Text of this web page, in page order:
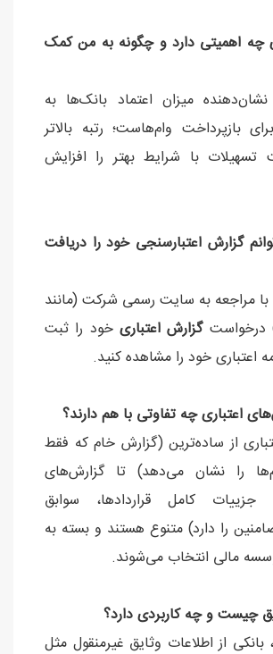
چه اهمیتی دارد و چگونه به من کمک
نشان‌دهنده میزان اعتماد بانک‌ها به
بازپرداخت وام‌هاست؛ رتبه بالاتر
با شرایط بهتر را افزایش
گزارش اعتبارسنجی خود را دریافت
با مراجعه به سایت رسمی شرکت (مانند
گزارش اعتباری خود را ثبت
اعتباری خود را مشاهده کنید.
از ساده‌ترین (گزارش خام که فقط
را نشان می‌دهد) تا گزارش‌های
جزییات کامل قراردادها، سوابق
را دارد) متنوع هستند و بسته به
مالی انتخاب می‌شوند.
بانکی از اطلاعات وثایق غیرمنقول مثل